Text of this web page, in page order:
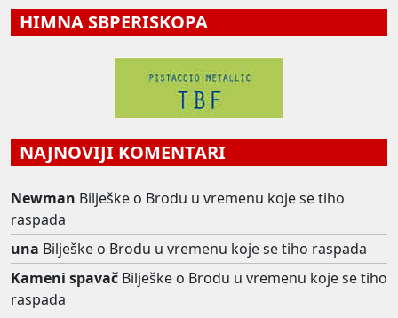
HIMNA SBPERISKOPA
NAJNOVIJI KOMENTARI
Newman Bilješke o Brodu u vremenu koje se tiho
raspada
una Bilješke o Brodu u vremenu koje se tiho raspada
Kameni spavač Bilješke o Brodu u vremenu koje se tiho
raspada